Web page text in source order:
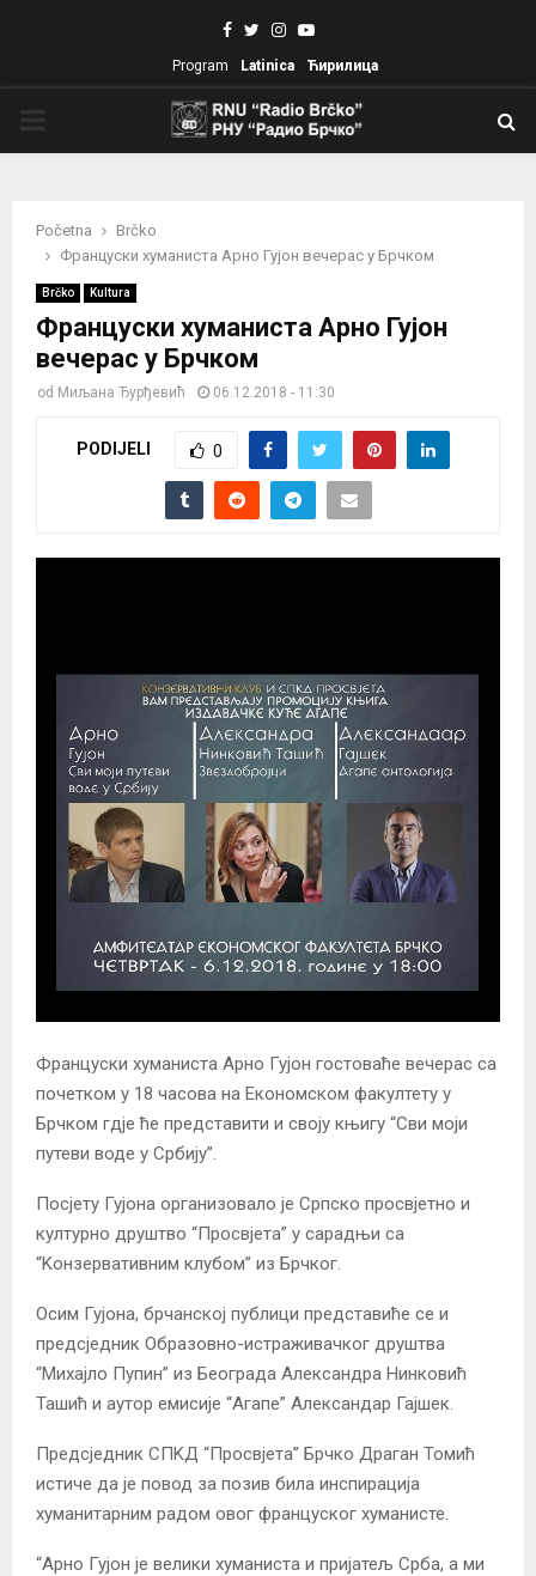
Facebook
TwitterInstagram
Youtube
Program Latinica Ћирилица
Početna
Brčko
Француски хуманиста Арно Гујон вечерас у Брчком
Brčko Kultura
Француски хуманиста Арно Гујон
вечерас у Брчком
od Миљана Ђурђевић 06.12.2018 - 11:30
PODIJELI 0
Француски хуманиста Арно Гујон гостоваће вечерас са
почетком у 18 часова на Економском факултету у
Брчком гдје ће представити и своју књигу “Сви моји
путеви воде у Србију”.
Посјету Гујона организовало је Српско просвјетно и
културно друштво “Просвјета” у сарадњи са
“Kонзервативним клубом” из Брчког.
Осим Гујона, брчанској публици представиће се и
предсједник Образовно-истраживачког друштва
“Михајло Пупин” из Београда Александра Нинковић
Ташић и аутор емисије “Агапе” Александар Гајшек.
Предсједник СПKД “Просвјета” Брчко Драган Томић
истиче да је повод за позив била инспирација
хуманитарним радом овог француског хуманисте.
“Арно Гујон је велики хуманиста и пријатељ Срба, а ми